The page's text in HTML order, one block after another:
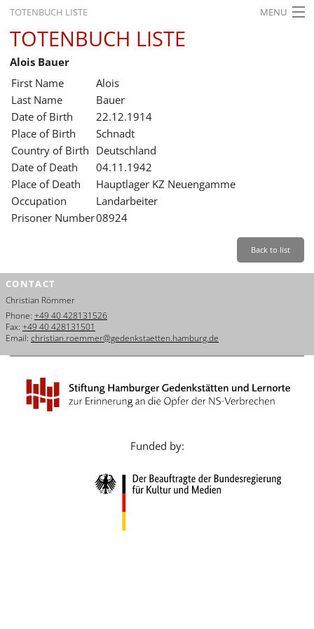
TOTENBUCH LISTE MENU
STARTSEITE
AUSSTELLUNGEN
GESCHICHTE
BILDUNG
FORSCHUNG
SERVICE
Leichte Sprache Back
Dansk
Español
Italiano
Nederlands
Português
TOTENBUCH LISTE
Alois Bauer
First Name
Alois
Last Name
Bauer
Date of Birth
22.12.1914
Place of Birth
Schnadt
Country of Birth Deutschland
Date of Death
04.11.1942
Place of Death
Hauptlager KZ Neuengamme
Occupation
Landarbeiter
Prisoner Number08924
Back to list
CONTACT
Christian Römmer
Phone: +49 40 428131526
Fax: +49 40 428131501
Email: christian.roemmer@gedenkstaetten.hamburg.de
Funded by: